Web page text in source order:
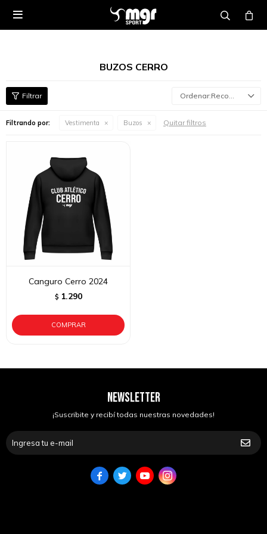

BUZOS CERRO
Recomendados
Filtrando por: Vestimenta Buzos Quitar filtros
Canguro Cerro 2024
$ 1.290
NEWSLETTER
¡Suscribite y recibí todas nuestras novedades!
   